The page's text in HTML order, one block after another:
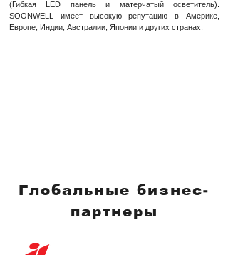
(Гибкая LED панель и матерчатый осветитель).
SOONWELL имеет высокую репутацию в Америке,
Европе, Индии, Австралии, Японии и других странах.
Глобальные бизнес-
партнеры